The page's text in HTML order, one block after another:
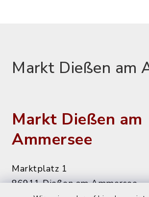
Markt Dießen am
Markt Dießen am
Ammersee
Marktplatz 1
86911 Dießen am Ammersee